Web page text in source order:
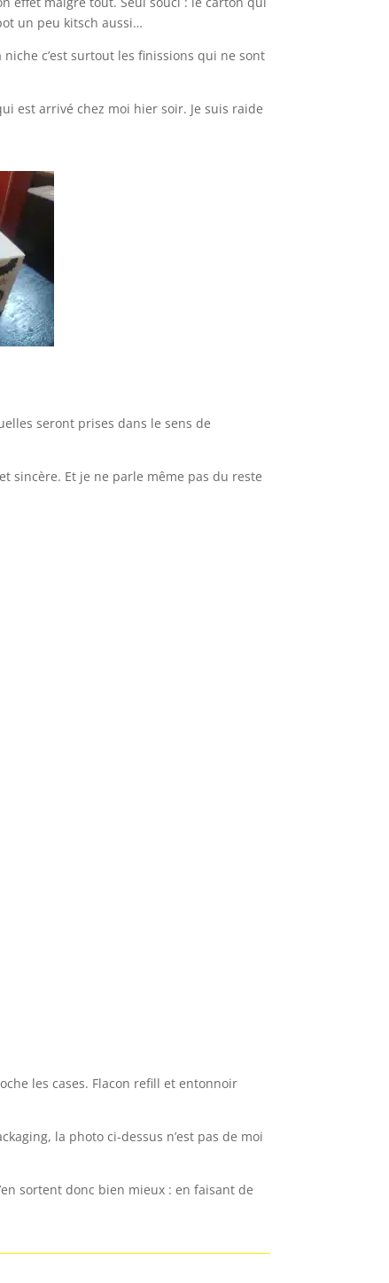
un peu kitsch aussi…
c’est surtout les finissions qui ne sont
est arrivé chez moi hier soir. Je suis raide
seront prises dans le sens de
sincère. Et je ne parle même pas du reste
les cases. Flacon refill et entonnoir
la photo ci-dessus n’est pas de moi
sortent donc bien mieux : en faisant de